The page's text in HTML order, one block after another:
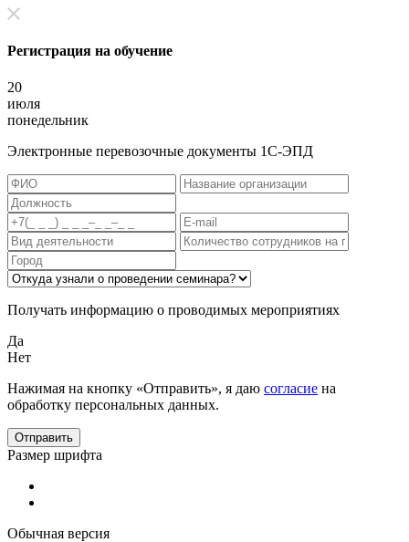
Регистрация на обучение
20
июля
понедельник
Электронные перевозочные документы 1С-ЭПД
Получать информацию о проводимых мероприятиях
Да
Нет
Нажимая на кнопку «Отправить», я даю согласие на
обработку персональных данных.
Отправить
Размер шрифта
Обычная версия